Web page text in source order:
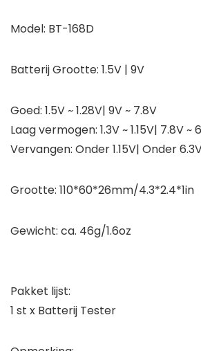
Model: BT-168D
Batterij Grootte: 1.5V | 9V
Goed: 1.5V ~ 1.28V| 9V ~ 7.8V
Laag vermogen: 1.3V ~ 1.15V| 7.8V ~
Vervangen: Onder 1.15V| Onder
Grootte: 110*60*26mm/4.3*2.4*1in
Gewicht: ca. 46g/1.6oz
Pakket lijst:
1 st x Batterij Tester